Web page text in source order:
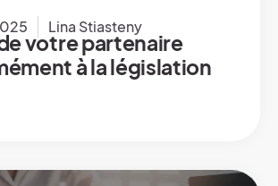
Lina Stiasteny
votre partenaire
à la législation